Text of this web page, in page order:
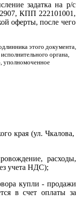
задатка на р/с
КПП 222101001,
оферты, после чего
этого документа,
органа,
уполномоченное
края (ул. Чкалова,
расходы,
учета НДС);
купли - продажи
в счет оплаты за